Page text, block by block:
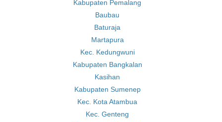
Kabupaten Pemalang
Baubau
Baturaja
Martapura
Kec. Kedungwuni
Kabupaten Bangkalan
Kasihan
Kabupaten Sumenep
Kec. Kota Atambua
Kec. Genteng